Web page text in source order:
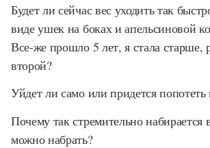
Будет ли сейчас вес уходить так
виде ушек на боках и апельсиновой
Все-же прошло 5 лет, я стала старше,
второй?
Уйдет ли само или придется попотеть
Почему так стремительно набирается
можно набрать?